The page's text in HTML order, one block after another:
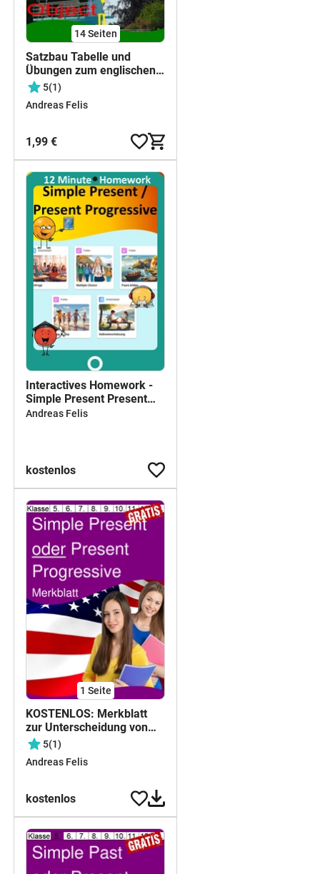
14Seiten
Satzbau Tabelle und
Übungen zum englischen
Satzbau (Word Order)
5(1)
Andreas Felis
1,99 €
Interactives Homework -
Simple Present Present
Progressive🎓
Andreas Felis
kostenlos
1 Seite
KOSTENLOS: Merkblatt
zur Unterscheidung von
Simple Present und
Present Progressive im
Überblick
5(1)
Andreas Felis
kostenlos